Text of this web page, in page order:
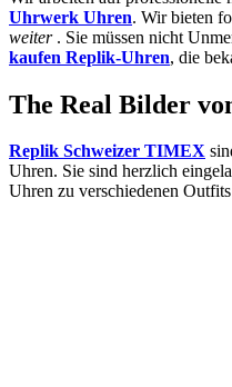
Uhrwerk Uhren. Wir bieten
weiter . Sie müssen nicht
kaufen Replik-Uhren, die
The Real Bilder
Replik Schweizer TIMEX
Uhren. Sie sind herzlich
Uhren zu verschiedenen